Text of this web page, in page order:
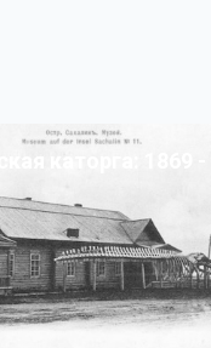
каторга: 1869 -